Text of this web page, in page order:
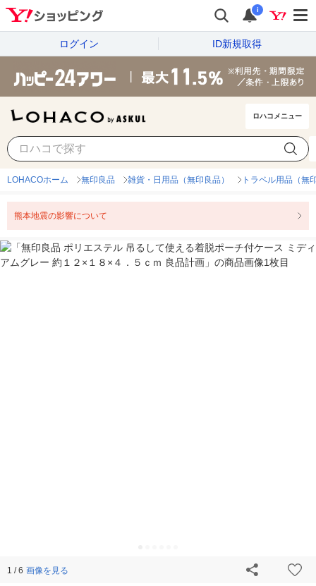
i
ログイン ID新規取得
ロハコメニュー
LOHACOホーム 無印良品 雑貨・日用品（無印良品） トラベル用品（無
熊本地震の影響について
1 / 6 画像を見る